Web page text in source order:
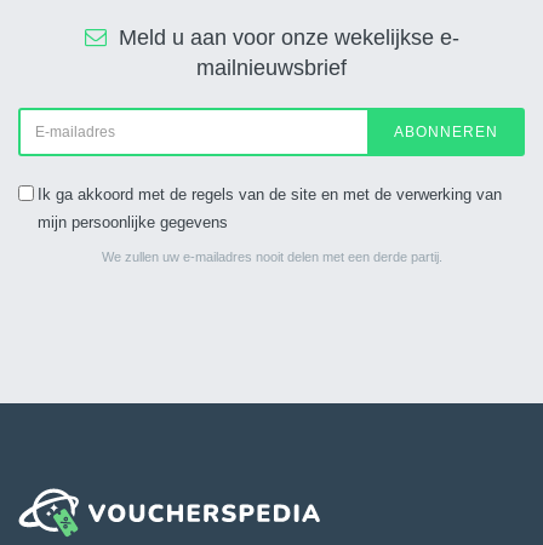
Meld u aan voor onze wekelijkse e-
mailnieuwsbrief
ABONNEREN
Ik ga akkoord met de regels van de site en met de verwerking van
mijn persoonlijke gegevens
We zullen uw e-mailadres nooit delen met een derde partij.